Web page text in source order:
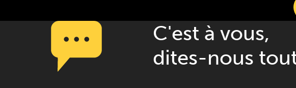
C'est à vous,
dites-nous